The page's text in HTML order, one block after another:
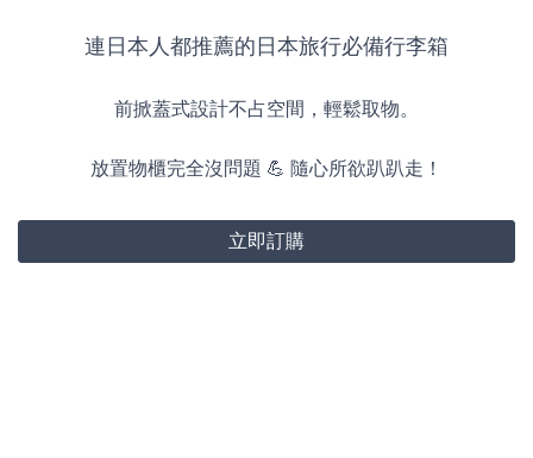
連日本人都推薦的日本旅行必備行李箱
前掀蓋式設計不占空間，輕鬆取物。
放置物櫃完全沒問題 💪 隨心所欲趴趴走！
立即訂購